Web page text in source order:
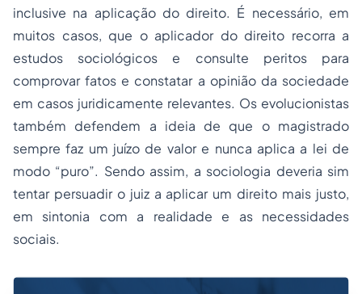
inclusive na aplicação do direito. É necessário, em
muitos casos, que o aplicador do direito recorra a
estudos sociológicos e consulte peritos para
comprovar fatos e constatar a opinião da sociedade
em casos juridicamente relevantes. Os evolucionistas
também defendem a ideia de que o magistrado
sempre faz um juízo de valor e nunca aplica a lei de
modo “puro”. Sendo assim, a sociologia deveria sim
tentar persuadir o juiz a aplicar um direito mais justo,
em sintonia com a realidade e as necessidades
sociais.